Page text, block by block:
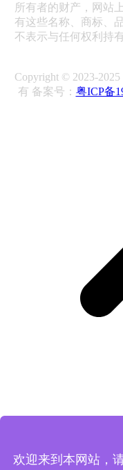
所有者的财产，网站
有这些名称、商标、
不表示与任何权利持
Copyright © 2023-
有 备案号： 粤ICP备
欢迎来到本网站，